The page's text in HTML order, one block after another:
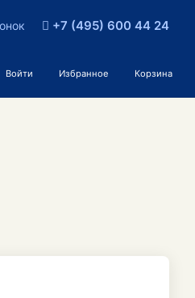
+7 (495) 600 44 24
Войти Избранное Корзина